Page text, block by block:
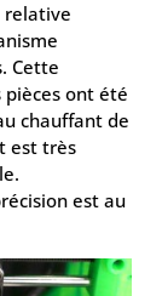
relative
Cette
pièces ont été
chauffant de
est très
est au